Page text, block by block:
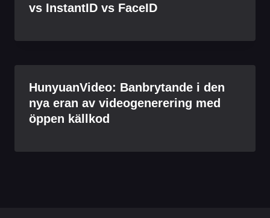
vs InstantID vs FaceID
HunyuanVideo: Banbrytande i den
nya eran av videogenerering med
öppen källkod